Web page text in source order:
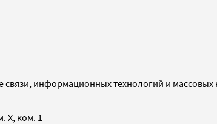
информационных технологий и
X, ком. 1